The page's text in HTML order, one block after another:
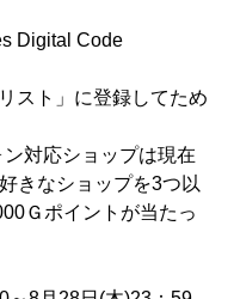
Digital Code
スト」に登録してため
対応ショップは現在
きなショップを3つ以
Ｇポイントが当たっ